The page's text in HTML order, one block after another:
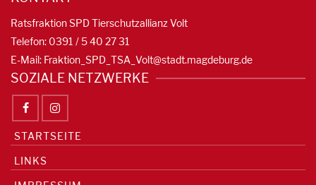
Ratsfraktion SPD Tierschutzallianz Volt
Telefon: 0391 / 5 40 27 31
E-Mail: Fraktion_SPD_TSA_Volt@stadt.magdeburg.de
SOZIALE NETZWERKE
STARTSEITE
LINKS